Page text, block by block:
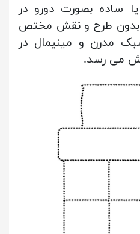
ساده بصورت دورو در
بدون طرح و نقش مختص
مدرن و مینیمال در
می رسد.